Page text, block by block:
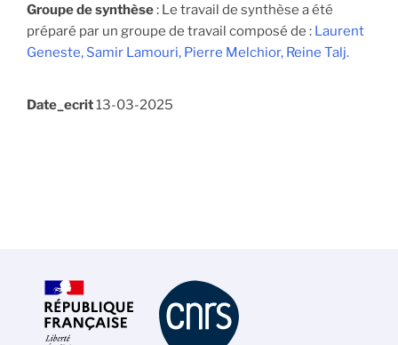
Groupe de synthèse: Le travail de synthèse a été
préparé par un groupe de travail composé de : Laurent
Geneste, Samir Lamouri, Pierre Melchior, Reine Talj.
Date_ecrit13-03-2025